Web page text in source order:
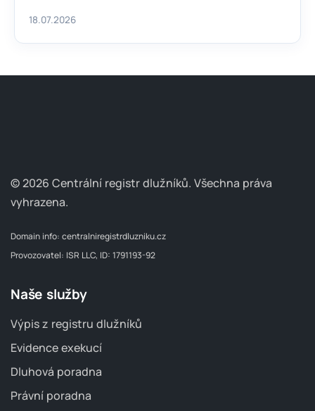
18.07.2026
© 2026 Centrální registr dlužníků. Všechna práva
vyhrazena.
Domain info: centralniregistrdluzniku.cz
Provozovatel: ISR LLC, ID: 1791193-92
Naše služby
Výpis z registru dlužníků
Evidence exekucí
Dluhová poradna
Právní poradna